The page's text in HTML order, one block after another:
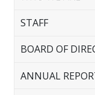
STAFF
BOARD OF
ANNUAL